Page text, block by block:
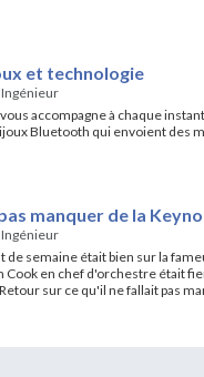
et technologie
Ingénieur
accompagne à chaque
Bluetooth qui envoient des
manquer de la
Ingénieur
de semaine était bien sur la
Cook en chef d'orchestre était
sur ce qu'il ne fallait pas